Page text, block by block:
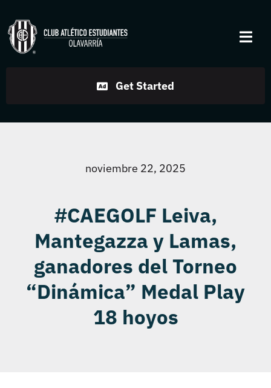
to
content
Disciplinas
Contacto
Get Started
noviembre 22, 2025
#CAEGOLF Leiva,
Mantegazza y Lamas,
ganadores del Torneo
“Dinámica” Medal Play
18 hoyos